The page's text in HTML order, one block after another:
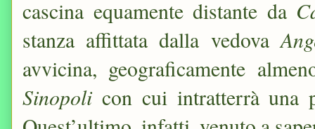
cascina equamente distante da
stanza affittata dalla vedova
avvicina, geograficamente
Sinopoli con cui intratterrà una